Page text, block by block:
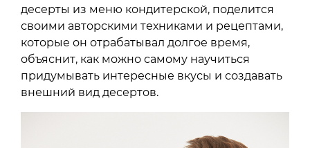
десерты из меню кондитерской, поделится
своими авторскими техниками и рецептами,
которые он отрабатывал долгое время,
объяснит, как можно самому научиться
придумывать интересные вкусы и создавать
внешний вид десертов.